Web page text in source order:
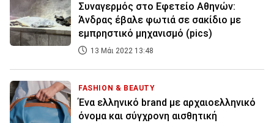
Συναγερμός στο Εφετείο Αθηνών:
Άνδρας έβαλε φωτιά σε σακίδιο με
εμπρηστικό μηχανισμό (pics)
13 Μάι 2022 13:48
FASHION & BEAUTY
Ένα ελληνικό brand με αρχαιοελληνικό
όνομα και σύγχρονη αισθητική